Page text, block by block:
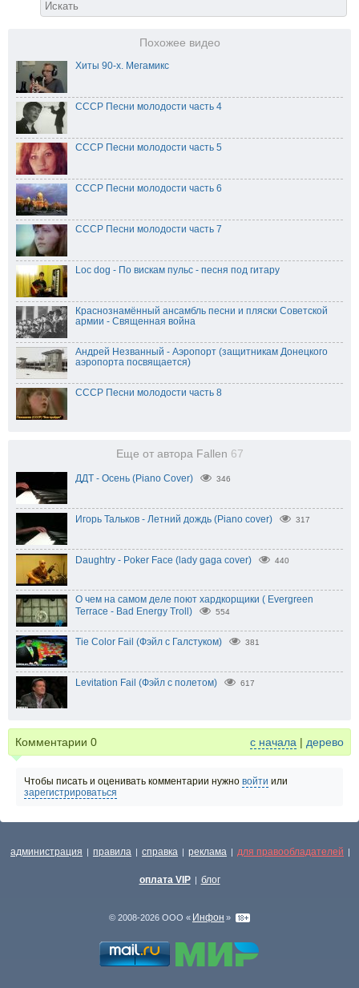
Похожее видео
Хиты 90-х. Мегамикс
СССР Песни молодости часть 4
СССР Песни молодости часть 5
СССР Песни молодости часть 6
СССР Песни молодости часть 7
Loc dog - По вискам пульс - песня под гитару
Краснознамённый ансамбль песни и пляски Советской
армии - Священная война
Андрей Незванный - Аэропорт (защитникам Донецкого
аэропорта посвящается)
СССР Песни молодости часть 8
Еще от автора Fallen 67
ДДТ - Осень (Piano Cover) 346
Игорь Тальков - Летний дождь (Piano cover) 317
Daughtry - Poker Face (lady gaga cover) 440
О чем на самом деле поют хардкорщики ( Evergreen
Terrace - Bad Energy Troll)
554
Tie Color Fail (Фэйл с Галстуком) 381
Levitation Fail (Фэйл с полетом) 617
Комментарии 0 с начала | дерево
Чтобы писать и оценивать комментарии нужно войти или
зарегистрироваться
администрация | правила | справка | реклама | для правообладателей |
оплата VIP | блог
© 2008-2026 ООО « Инфон »